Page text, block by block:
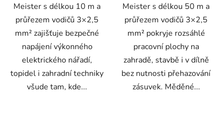
Meister s délkou 10 m a
průřezem vodičů 3×2,5
mm² zajišťuje bezpečné
napájení výkonného
elektrického nářadí,
topidel i zahradní techniky
všude tam, kde...
Meister s délkou 50 m a
průřezem vodičů 3×2,5
mm² pokryje rozsáhlé
pracovní plochy na
zahradě, stavbě i v dílně
bez nutnosti přehazování
zásuvek. Měděné...